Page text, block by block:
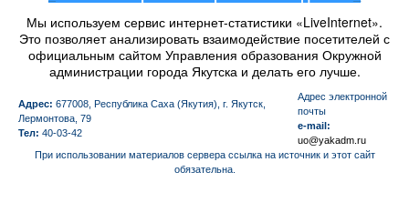
Мы используем сервис интернет-статистики «LiveInternet».
Это позволяет анализировать взаимодействие посетителей с
официальным сайтом Управления образования Окружной
администрации города Якутска и делать его лучше.
Адрес: 677008, Республика Саха (Якутия), г. Якутск,
Лермонтова, 79
Тел: 40-03-42
Aдрес электронной
почты
e-mail:
uo@yakadm.ru
При использовании материалов сервера ссылка на источник и этот сайт
обязательна.